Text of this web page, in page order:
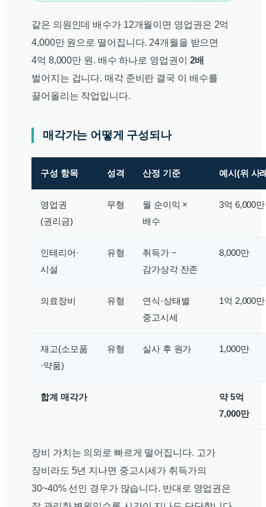
같은 의원인데 배수가 12개월이면 영업권은 2억
4,000만 원으로 떨어집니다. 24개월을 받으면
4억 8,000만 원. 배수 하나로 영업권이 2배
벌어지는 겁니다. 매각 준비란 결국 이 배수를
끌어올리는 작업입니다.
매각가는 어떻게 구성되나
구성 항목 성격 산정 기준 예시(위 사
영업권
(권리금)
무형
월 순이익 ×
배수
3억 6,000만
인테리어·
시설
유형
취득가 −
감가상각 잔존
8,000만
의료장비 유형
연식·상태별
중고시세
1억 2,000만
재고(소모품
·약품)
유형 실사 후 원가 1,000만
합계 매각가
약 5억
7,000만
장비 가치는 의외로 빠르게 떨어집니다. 고가
장비라도 5년 지나면 중고시세가 취득가의
30~40% 선인 경우가 많습니다. 반대로 영업권은